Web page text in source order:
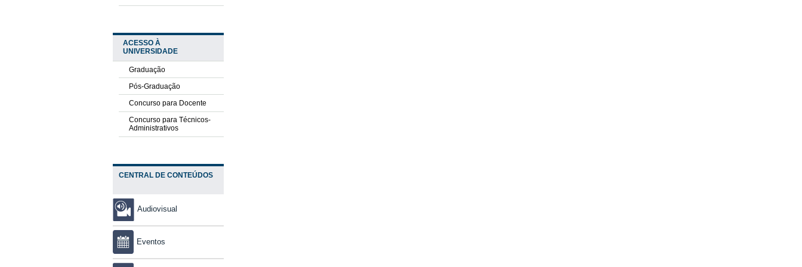
ACESSO À
UNIVERSIDADE
Graduação
Pós-Graduação
Concurso para Docente
Concurso para Técnicos-
Administrativos
CENTRAL DE CONTEÚDOS
Audiovisual
Eventos